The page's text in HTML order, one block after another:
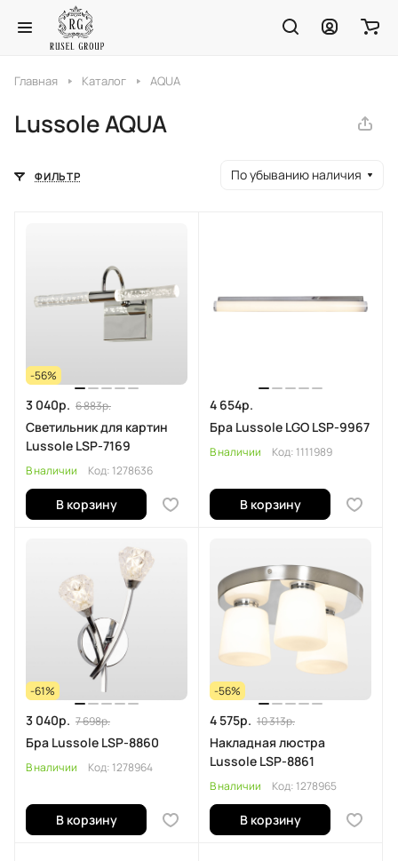
Главная Каталог AQUA
Lussole AQUA
ФИЛЬТР По убыванию наличия
-56%
3 040р. 6 883р.
Светильник для картин
Lussole LSP-7169
В наличии Код: 1278636
В корзину
4 654р.
Бра Lussole LGO LSP-9967
В наличии Код: 1111989
В корзину
-61%
3 040р. 7 698р.
Бра Lussole LSP-8860
В наличии Код: 1278964
В корзину
-56%
4 575р. 10 313р.
Накладная люстра
Lussole LSP-8861
В наличии Код: 1278965
В корзину